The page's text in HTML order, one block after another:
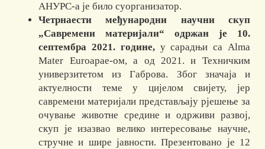
АНУРС-а је било суорганизатор.
Четрнаести међународни научни скуп
„Савремени материјали“ одржан је 10.
септембра 2021. године,у сарадњи са Alma
Mater Euroapae-ом, а од 2021. и Техничким
универзитетом из Габрова. Због значаја и
актуелности теме у цијелом свијету, јер
савремени материјали представљају рјешење за
очување животне средине и одрживи развој,
скуп је изазвао велико интересовање научне,
стручне и шире јавности. Презентовано је 12